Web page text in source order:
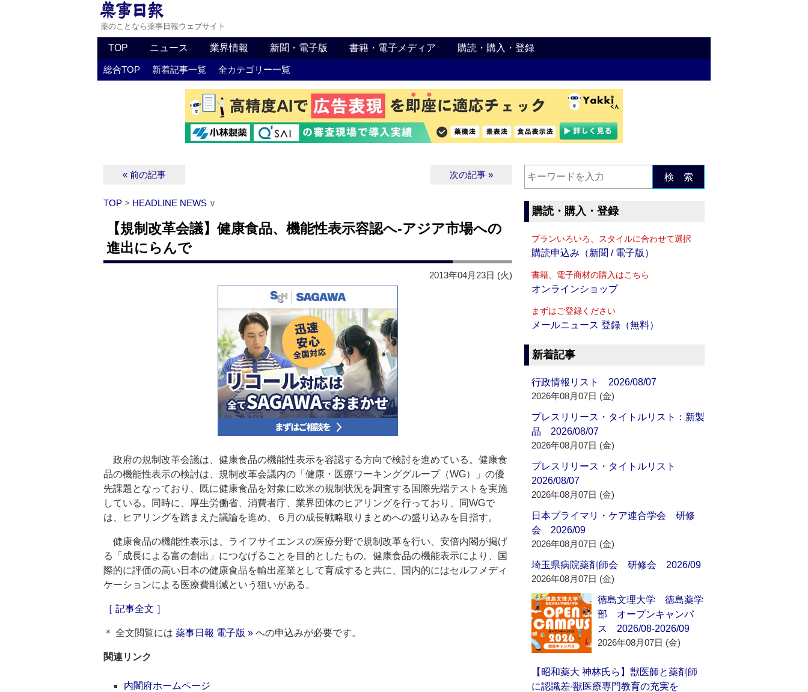
薬のことなら薬事日報ウェブサイト
TOP ニュース 業界情報 新聞・電子版 書籍・電子メディア 購読・購入・登録
総合TOP 新着記事一覧 全カテゴリー一覧
« 前の記事 次の記事 »
TOP > HEADLINE NEWS ∨
【規制改革会議】健康食品、機能性表示容認へ‐アジア市場への
進出にらんで
2013年04月23日 (火)
政府の規制改革会議は、健康食品の機能性表示を容認する方向で検討を進めている。健康食
品の機能性表示の検討は、規制改革会議内の「健康・医療ワーキンググループ（WG）」の優
先課題となっており、既に健康食品を対象に欧米の規制状況を調査する国際先端テストを実施
している。同時に、厚生労働省、消費者庁、業界団体のヒアリングを行っており、同WGで
は、ヒアリングを踏まえた議論を進め、６月の成長戦略取りまとめへの盛り込みを目指す。
健康食品の機能性表示は、ライフサイエンスの医療分野で規制改革を行い、安倍内閣が掲げ
る「成長による富の創出」につなげることを目的としたもの。健康食品の機能表示により、国
際的に評価の高い日本の健康食品を輸出産業として育成すると共に、国内的にはセルフメディ
ケーションによる医療費削減という狙いがある。
［ 記事全文 ］
＊ 全文閲覧には 薬事日報 電子版 » への申込みが必要です。
関連リンク
内閣府ホームページ
検 索
購読・購入・登録
プランいろいろ、スタイルに合わせて選択
購読申込み（新聞 / 電子版）
書籍、電子商材の購入はこちら
オンラインショップ
まずはご登録ください
メールニュース 登録（無料）
新着記事
行政情報リスト 2026/08/07
2026年08月07日 (金)
プレスリリース・タイトルリスト：新製
品 2026/08/07
2026年08月07日 (金)
プレスリリース・タイトルリスト
2026/08/07
2026年08月07日 (金)
日本プライマリ・ケア連合学会 研修
会 2026/09
2026年08月07日 (金)
埼玉県病院薬剤師会 研修会 2026/09
2026年08月07日 (金)
徳島文理大学 徳島薬学
部 オープンキャンパ
ス 2026/08-2026/09
2026年08月07日 (金)
【昭和薬大 神林氏ら】獣医師と薬剤師
に認識差‐獣医療専門教育の充実を